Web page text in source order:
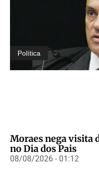
Política
Moraes nega visita
no Dia dos Pais
08/08/2026 - 01:12